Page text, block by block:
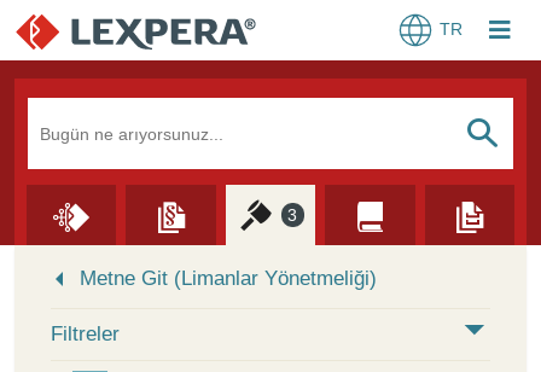
TR
S
3
Metne Git (Limanlar Yönetmeliği)
Filtreler